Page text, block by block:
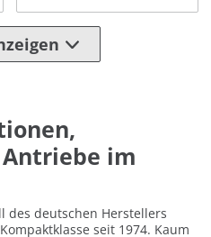
im
des deutschen Herstellers
seit 1974. Kaum